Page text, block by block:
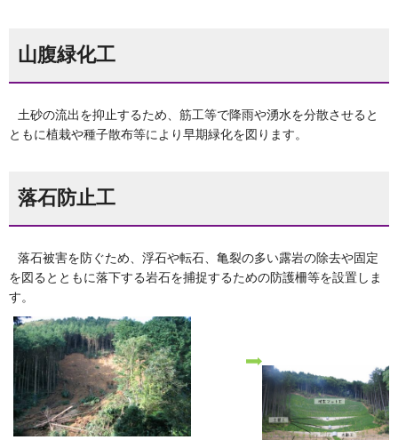
山腹緑化工
土砂の流出を抑止するため、筋工等で降雨や湧水を分散させると
ともに植栽や種子散布等により早期緑化を図ります。
落石防止工
落石被害を防ぐため、浮石や転石、亀裂の多い露岩の除去や固定
を図るとともに落下する岩石を捕捉するための防護柵等を設置しま
す。